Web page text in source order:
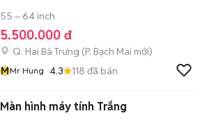
55 – 64 inch
5.500.000 đ
Q. Hai Bà Trưng (P. Bạch Mai mới)
MMr Hung 4.3 118 đã bán
Màn hình máy tính Trắng